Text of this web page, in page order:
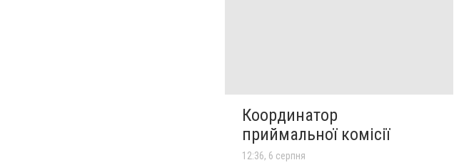
Координатор
приймальної комісії
12:36, 6 серпня